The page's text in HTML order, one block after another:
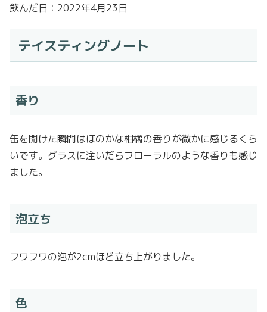
飲んだ日：2022年4月23日
テイスティングノート
香り
缶を開けた瞬間はほのかな柑橘の香りが微かに感じるくら
いです。グラスに注いだらフローラルのような香りも感じ
ました。
泡立ち
フワフワの泡が2cmほど立ち上がりました。
色